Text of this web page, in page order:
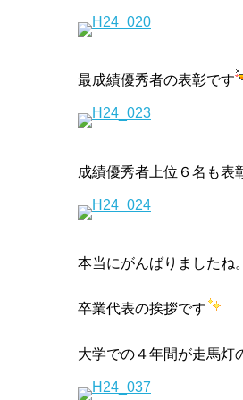
最成績優秀者の表彰です
成績優秀者上位６名も表
本当にがんばりましたね
卒業代表の挨拶です
大学での４年間が走馬灯